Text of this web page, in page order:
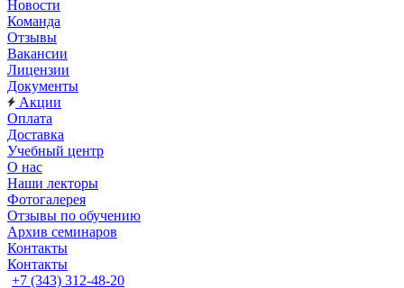
Новости
Команда
Отзывы
Вакансии
Лицензии
Документы
Акции
Оплата
Доставка
Учебный центр
О нас
Наши лекторы
Фотогалерея
Отзывы по обучению
Архив семинаров
Контакты
Контакты
+7 (343) 312-48-20